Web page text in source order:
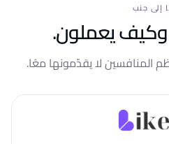
إلى جنب
يعملون.
المنافسين لا يقدّمونها معًا.